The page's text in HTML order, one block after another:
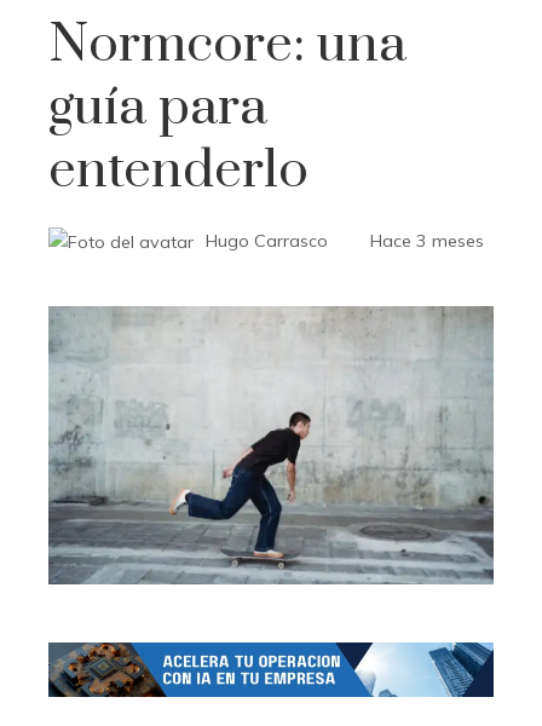
Normcore: una
guía para
entenderlo
Hugo Carrasco Hace 3 meses